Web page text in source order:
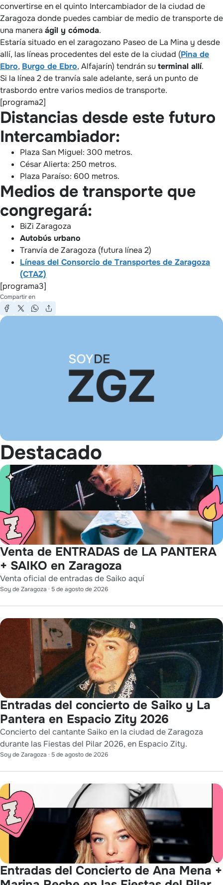
convertirse en el quinto Intercambiador de la ciudad de
Zaragoza donde puedes cambiar de medio de transporte de
una manera ágil y cómoda.
Estaría situado en el zaragozano Paseo de La Mina y desde
allí, las líneas procedentes del este de la ciudad (Pina de
Ebro, Burgo de Ebro, Alfajarín) tendrán suterminal allí.
Si la línea 2 de tranvía sale adelante, será un punto de
trasbordo entre varios medios de transporte.
[programa2]
Distancias desde este futuro
Intercambiador:
Plaza San Miguel: 300 metros.
César Alierta: 250 metros.
Plaza Paraíso: 600 metros.
Medios de transporte que
congregará:
BiZi Zaragoza
Autobús urbano
Tranvía de Zaragoza (futura línea 2)
Líneas del Consorcio de Transportes de Zaragoza
(CTAZ)
[programa3]
Compartir en
Destacado
Venta de ENTRADAS de LA PANTERA
+ SAIKO en Zaragoza
Venta oficial de entradas de Saiko aquí
Soy de Zaragoza · 5 de agosto de 2026
Entradas del concierto de Saiko y La
Pantera en Espacio Zity 2026
Concierto del cantante Saiko en la ciudad de Zaragoza
durante las Fiestas del Pilar 2026, en Espacio Zity.
Soy de Zaragoza · 5 de agosto de 2026
Entradas del Concierto de Ana Mena +